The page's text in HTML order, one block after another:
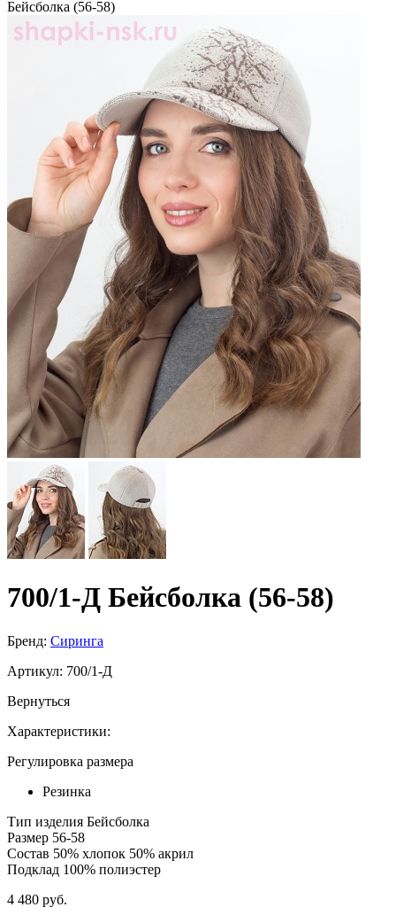
Бейсболка (56-58)
700/1-Д Бейсболка (56-58)
Бренд: Сиринга
Артикул: 700/1-Д
Вернуться
Характеристики:
Регулировка размера
Резинка
Тип изделия Бейсболка
Размер 56-58
Состав 50% хлопок 50% акрил
Подклад 100% полиэстер
4 480 руб.